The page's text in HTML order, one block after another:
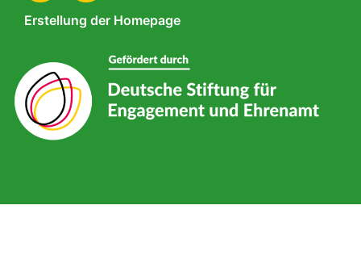
Erstellung der Homepage